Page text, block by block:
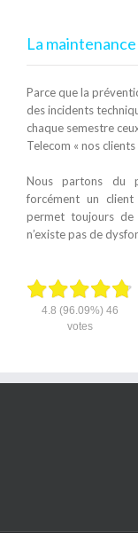
La
Parce que la
des incidents
chaque semestre
Telecom « nos clients
Nous partons du
forcément un
permet toujours de
n’existe pas de
4.8 (96.09%) 46
votes